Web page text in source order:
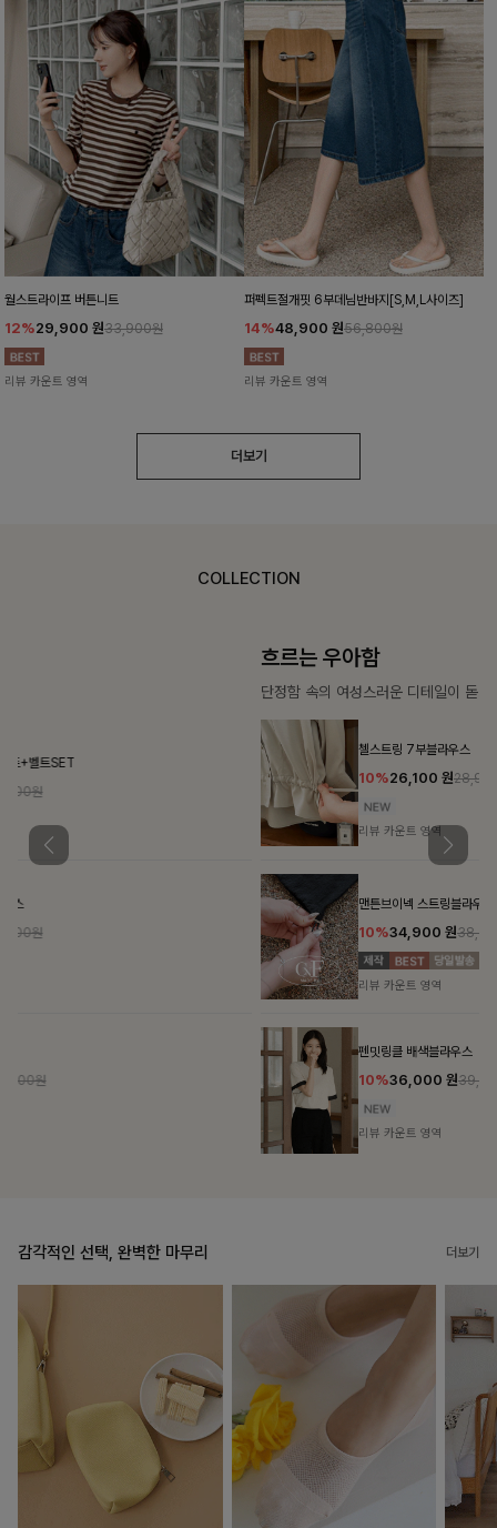
월스트라이프 버튼니트
12%29,900 원33,900원
리뷰 카운트 영역
퍼펙트절개핏 6부데님반바지[S,M,L사이즈]
14%48,900 원56,800원
리뷰 카운트 영역
더보기
COLLECTION
단정함 속의 여성스러운 디테일이 돋보이는 화사한 블라우스
38,700원
감각적인 선택, 완벽한 마무리 더보기